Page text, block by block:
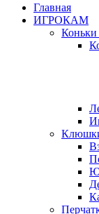
Главная
ИГРОКАМ
Коньки